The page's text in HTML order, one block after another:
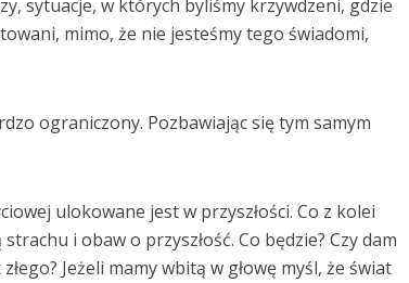
sytuacje, w których byliśmy krzywdzeni, gdzie
mimo, że nie jesteśmy tego świadomi,
ograniczony. Pozbawiając się tym samym
ulokowane jest w przyszłości. Co z kolei
i obaw o przyszłość. Co będzie? Czy dam
Jeżeli mamy wbitą w głowę myśl, że świat